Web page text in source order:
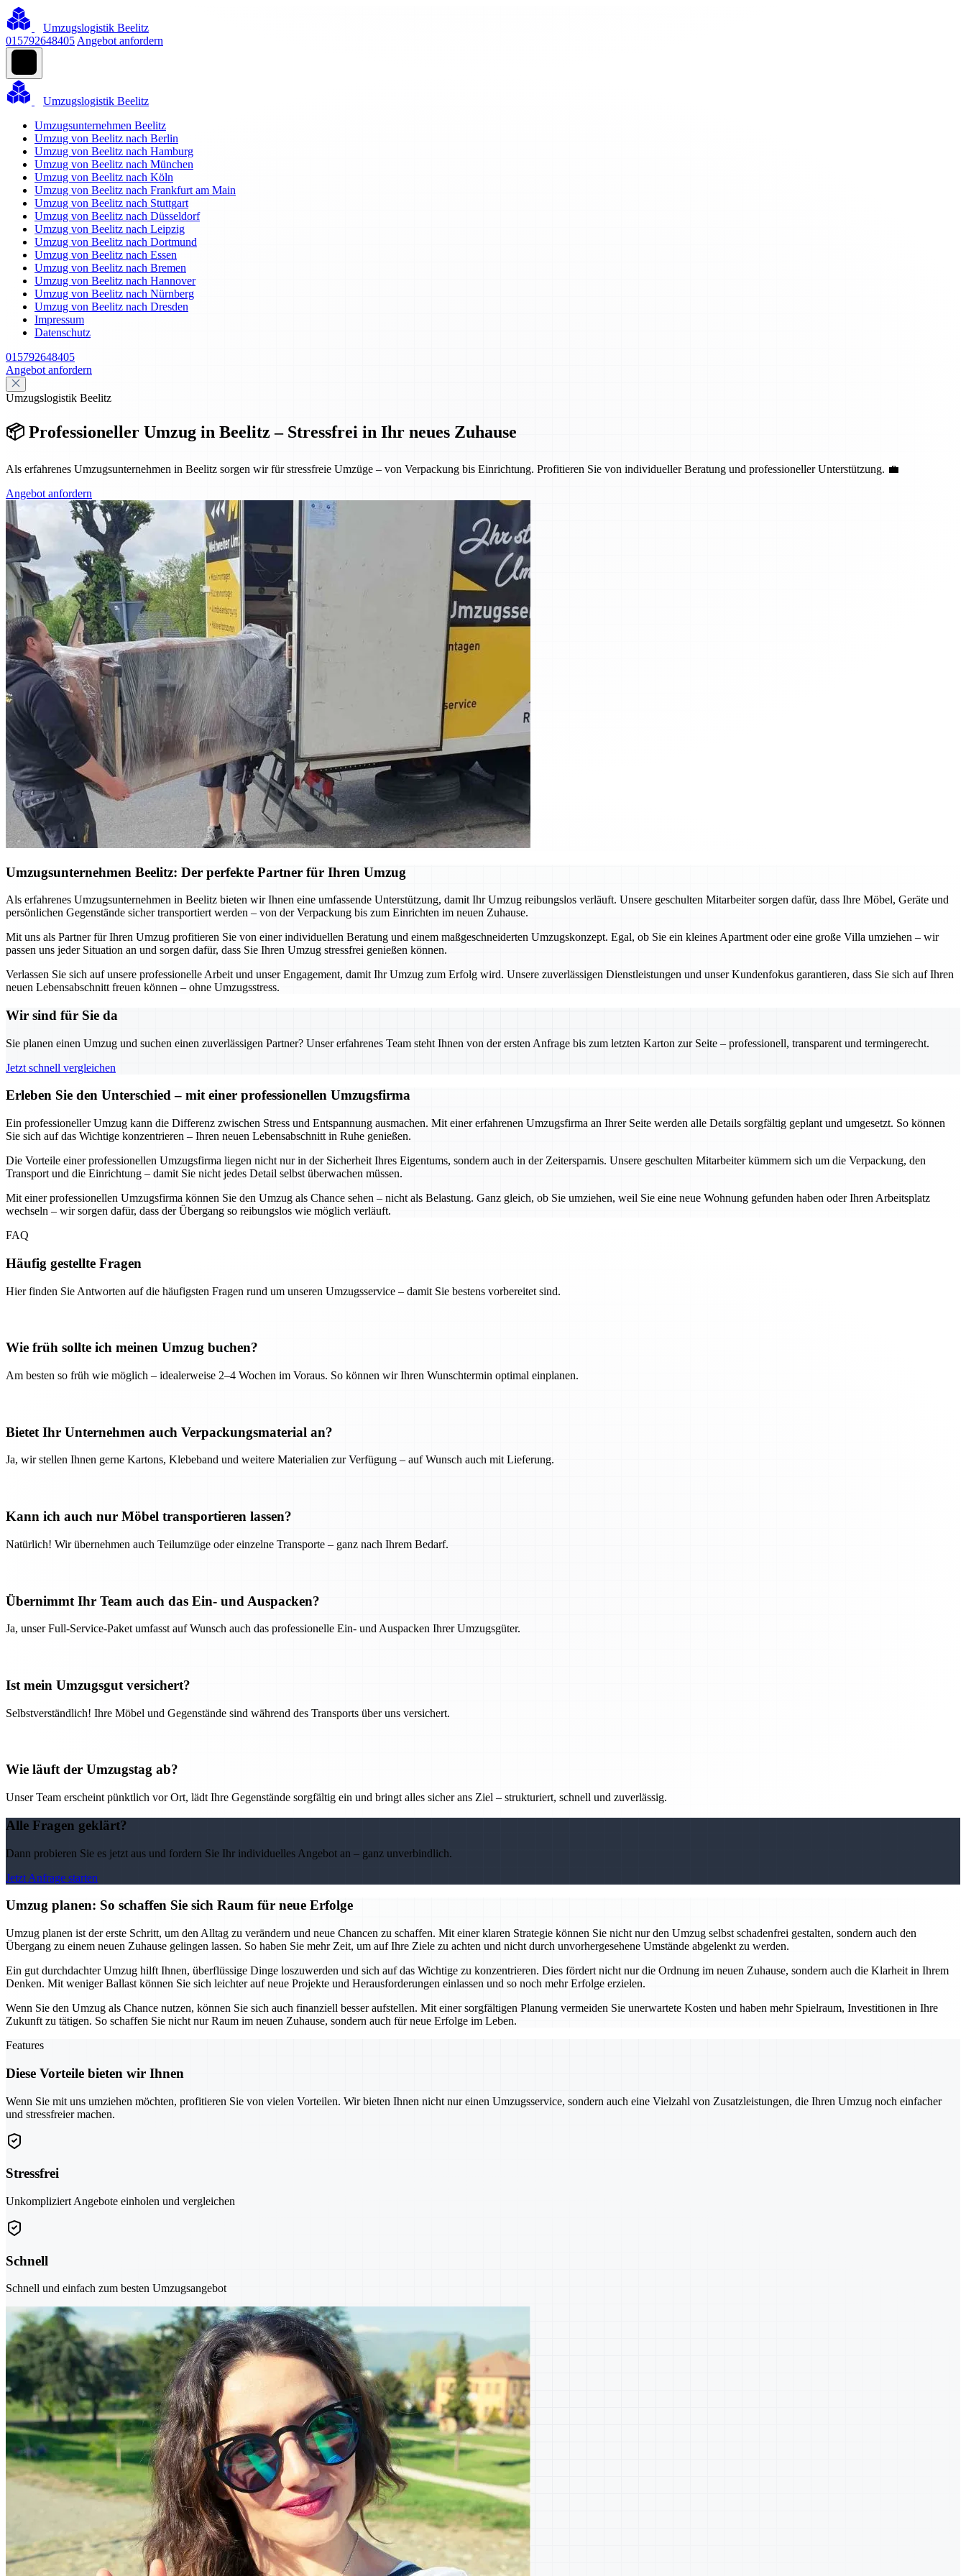
Umzugslogistik Beelitz
015792648405 Angebot anfordern
Umzugslogistik Beelitz
Umzugsunternehmen Beelitz
Umzug von Beelitz nach Berlin
Umzug von Beelitz nach Hamburg
Umzug von Beelitz nach München
Umzug von Beelitz nach Köln
Umzug von Beelitz nach Frankfurt am Main
Umzug von Beelitz nach Stuttgart
Umzug von Beelitz nach Düsseldorf
Umzug von Beelitz nach Leipzig
Umzug von Beelitz nach Dortmund
Umzug von Beelitz nach Essen
Umzug von Beelitz nach Bremen
Umzug von Beelitz nach Hannover
Umzug von Beelitz nach Nürnberg
Umzug von Beelitz nach Dresden
Impressum
Datenschutz
015792648405
Angebot anfordern
Umzugslogistik Beelitz
📦 Professioneller Umzug in Beelitz – Stressfrei in Ihr neues Zuhause
Als erfahrenes Umzugsunternehmen in Beelitz sorgen wir für stressfreie Umzüge – von Verpackung bis Einrichtung. Profitieren Sie von individueller Beratung und professioneller Unterstützung. 💼
Angebot anfordern
Umzugsunternehmen Beelitz: Der perfekte Partner für Ihren Umzug
Als erfahrenes Umzugsunternehmen in Beelitz bieten wir Ihnen eine umfassende Unterstützung, damit Ihr Umzug reibungslos verläuft. Unsere geschulten Mitarbeiter sorgen dafür, dass Ihre Möbel, Geräte und
persönlichen Gegenstände sicher transportiert werden – von der Verpackung bis zum Einrichten im neuen Zuhause.
Mit uns als Partner für Ihren Umzug profitieren Sie von einer individuellen Beratung und einem maßgeschneiderten Umzugskonzept. Egal, ob Sie ein kleines Apartment oder eine große Villa umziehen – wir
passen uns jeder Situation an und sorgen dafür, dass Sie Ihren Umzug stressfrei genießen können.
Verlassen Sie sich auf unsere professionelle Arbeit und unser Engagement, damit Ihr Umzug zum Erfolg wird. Unsere zuverlässigen Dienstleistungen und unser Kundenfokus garantieren, dass Sie sich auf Ihren
neuen Lebensabschnitt freuen können – ohne Umzugsstress.
Wir sind für Sie da
Sie planen einen Umzug und suchen einen zuverlässigen Partner? Unser erfahrenes Team steht Ihnen von der ersten Anfrage bis zum letzten Karton zur Seite – professionell, transparent und termingerecht.
Jetzt schnell vergleichen
Erleben Sie den Unterschied – mit einer professionellen Umzugsfirma
Ein professioneller Umzug kann die Differenz zwischen Stress und Entspannung ausmachen. Mit einer erfahrenen Umzugsfirma an Ihrer Seite werden alle Details sorgfältig geplant und umgesetzt. So können
Sie sich auf das Wichtige konzentrieren – Ihren neuen Lebensabschnitt in Ruhe genießen.
Die Vorteile einer professionellen Umzugsfirma liegen nicht nur in der Sicherheit Ihres Eigentums, sondern auch in der Zeitersparnis. Unsere geschulten Mitarbeiter kümmern sich um die Verpackung, den
Transport und die Einrichtung – damit Sie nicht jedes Detail selbst überwachen müssen.
Mit einer professionellen Umzugsfirma können Sie den Umzug als Chance sehen – nicht als Belastung. Ganz gleich, ob Sie umziehen, weil Sie eine neue Wohnung gefunden haben oder Ihren Arbeitsplatz
wechseln – wir sorgen dafür, dass der Übergang so reibungslos wie möglich verläuft.
FAQ
Häufig gestellte Fragen
Hier finden Sie Antworten auf die häufigsten Fragen rund um unseren Umzugsservice – damit Sie bestens vorbereitet sind.
Wie früh sollte ich meinen Umzug buchen?
Am besten so früh wie möglich – idealerweise 2–4 Wochen im Voraus. So können wir Ihren Wunschtermin optimal einplanen.
Bietet Ihr Unternehmen auch Verpackungsmaterial an?
Ja, wir stellen Ihnen gerne Kartons, Klebeband und weitere Materialien zur Verfügung – auf Wunsch auch mit Lieferung.
Kann ich auch nur Möbel transportieren lassen?
Natürlich! Wir übernehmen auch Teilumzüge oder einzelne Transporte – ganz nach Ihrem Bedarf.
Übernimmt Ihr Team auch das Ein- und Auspacken?
Ja, unser Full-Service-Paket umfasst auf Wunsch auch das professionelle Ein- und Auspacken Ihrer Umzugsgüter.
Ist mein Umzugsgut versichert?
Selbstverständlich! Ihre Möbel und Gegenstände sind während des Transports über uns versichert.
Wie läuft der Umzugstag ab?
Unser Team erscheint pünktlich vor Ort, lädt Ihre Gegenstände sorgfältig ein und bringt alles sicher ans Ziel – strukturiert, schnell und zuverlässig.
Alle Fragen geklärt?
Dann probieren Sie es jetzt aus und fordern Sie Ihr individuelles Angebot an – ganz unverbindlich.
Jetzt Anfrage starten
Umzug planen: So schaffen Sie sich Raum für neue Erfolge
Umzug planen ist der erste Schritt, um den Alltag zu verändern und neue Chancen zu schaffen. Mit einer klaren Strategie können Sie nicht nur den Umzug selbst schadenfrei gestalten, sondern auch den
Übergang zu einem neuen Zuhause gelingen lassen. So haben Sie mehr Zeit, um auf Ihre Ziele zu achten und nicht durch unvorhergesehene Umstände abgelenkt zu werden.
Ein gut durchdachter Umzug hilft Ihnen, überflüssige Dinge loszuwerden und sich auf das Wichtige zu konzentrieren. Dies fördert nicht nur die Ordnung im neuen Zuhause, sondern auch die Klarheit in Ihrem
Denken. Mit weniger Ballast können Sie sich leichter auf neue Projekte und Herausforderungen einlassen und so noch mehr Erfolge erzielen.
Wenn Sie den Umzug als Chance nutzen, können Sie sich auch finanziell besser aufstellen. Mit einer sorgfältigen Planung vermeiden Sie unerwartete Kosten und haben mehr Spielraum, Investitionen in Ihre
Zukunft zu tätigen. So schaffen Sie nicht nur Raum im neuen Zuhause, sondern auch für neue Erfolge im Leben.
Features
Diese Vorteile bieten wir Ihnen
Wenn Sie mit uns umziehen möchten, profitieren Sie von vielen Vorteilen. Wir bieten Ihnen nicht nur einen Umzugsservice, sondern auch eine Vielzahl von Zusatzleistungen, die Ihren Umzug noch einfacher
und stressfreier machen.
Stressfrei
Unkompliziert Angebote einholen und vergleichen
Schnell
Schnell und einfach zum besten Umzugsangebot